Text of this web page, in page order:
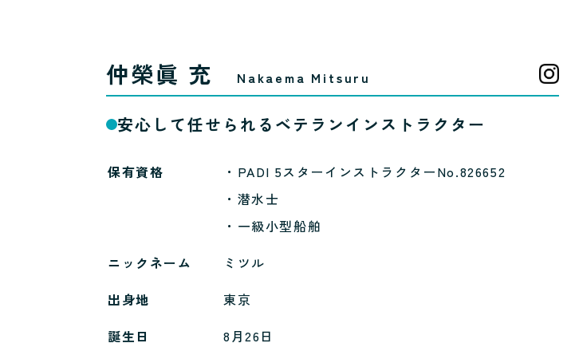
仲榮眞 充 Nakaema Mitsuru
安心して任せられるベテランインストラクター
保有資格
・PADI 5スターインストラクターNo.826652
・潜水士
・一級小型船舶
ニックネーム
ミツル
出身地
東京
誕生日
8月26日